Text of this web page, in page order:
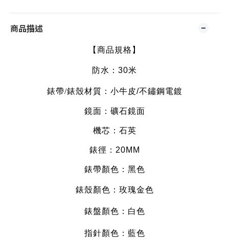
商品描述
【商品規格】
防水：30米
錶帶/錶殼材質：小牛皮/不鏽鋼電鍍
鏡面：礦石鏡面
機芯：石英
錶徑：20MM
錶帶顏色：黑色
錶殼顏色：玫瑰金色
錶盤顏色：白色
指針顏色：藍色